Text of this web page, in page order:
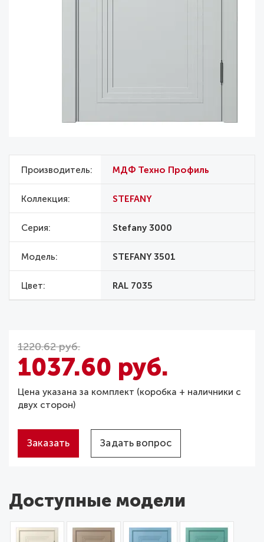
Производитель МДФ Техно Профиль
Коллекция STEFANY
Серия Stefany 3000
Модель STEFANY 3501
Цвет RAL 7035
1220.62 руб.
1037.60 руб.
Цена указана за комплект (коробка + наличники с
двух сторон)
Заказать Задать вопрос
Доступные модели